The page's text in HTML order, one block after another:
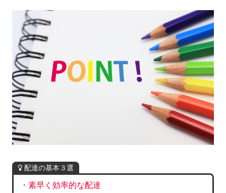
配達の基本３選
・素早く効率的な配達